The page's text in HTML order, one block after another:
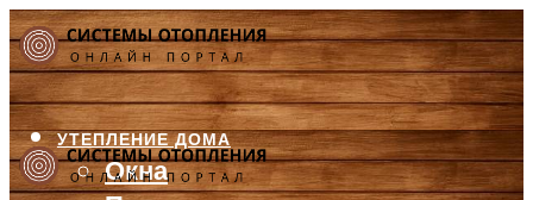
УТЕПЛЕНИЕ ДОМА
Окна